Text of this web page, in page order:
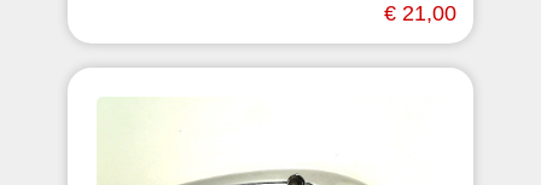
€ 21,00